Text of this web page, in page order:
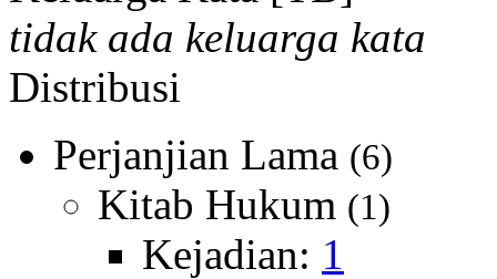
tidak ada keluarga kata
Distribusi
Perjanjian Lama (6)
Kitab Hukum (1)
Kejadian: 1